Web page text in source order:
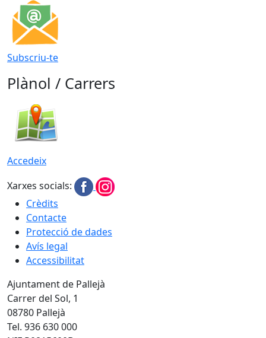
Subscriu-te
Plànol / Carrers
Accedeix
Xarxes socials:
Crèdits
Contacte
Protecció de dades
Avís legal
Accessibilitat
Ajuntament de Pallejà
Carrer del Sol, 1
08780 Pallejà
Tel. 936 630 000